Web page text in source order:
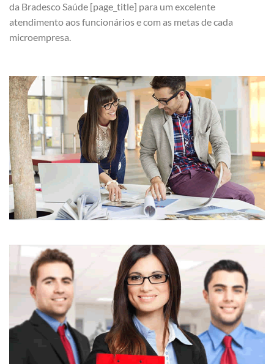
da Bradesco Saúde [page_title] para um excelente
atendimento aos funcionários e com as metas de cada
microempresa.